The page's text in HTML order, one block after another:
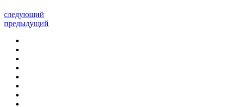
следующий
предыдущий